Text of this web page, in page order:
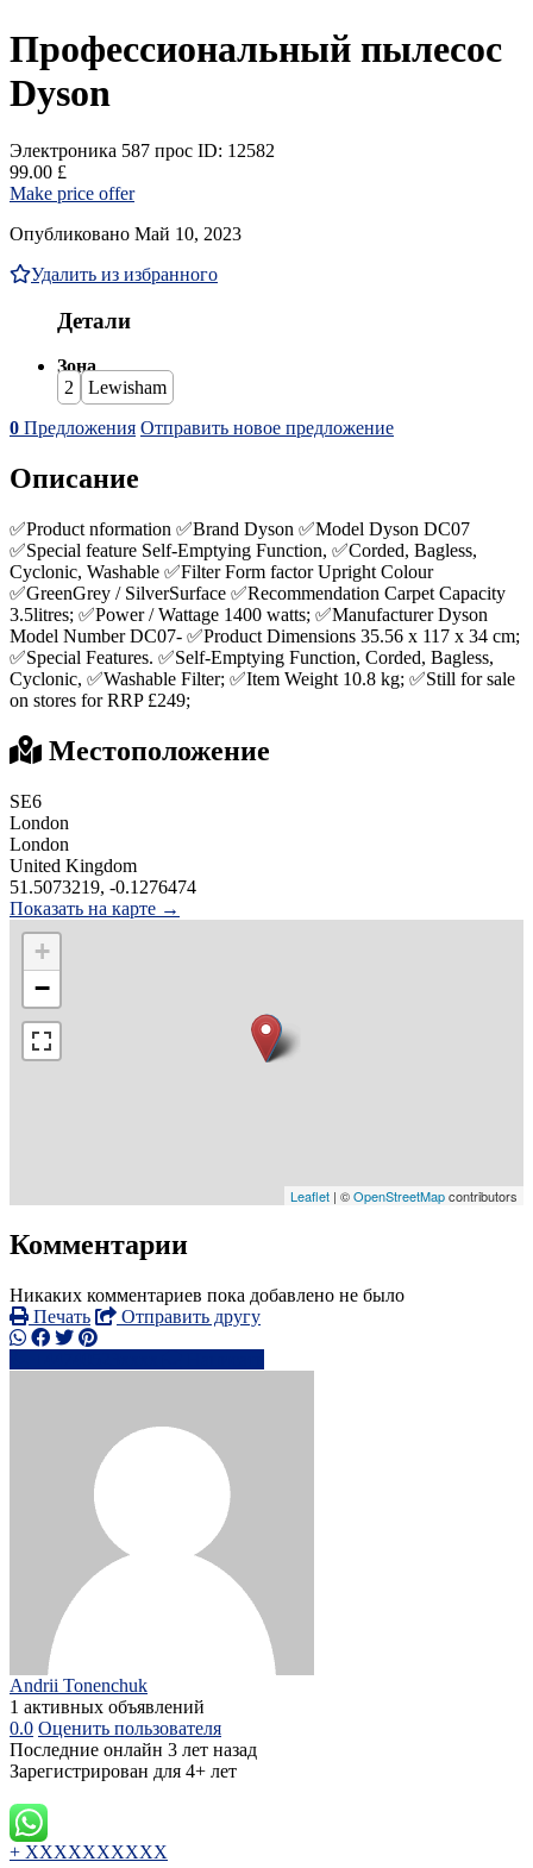
Профессиональный пылесос
Dyson
Электроника 587 прос ID: 12582
99.00 £
Make price offer
Опубликовано Май 10, 2023
Удалить из избранного
Детали
Зона
2
Lewisham
0 Предложения Отправить новое предложение
Описание
✅Product nformation ✅Brand‎ Dyson ✅Model Dyson DC07
✅Special feature‎ Self-Emptying Function, ✅Corded, Bagless,
Cyclonic, Washable ✅Filter Form factor Upright Colour‎
✅GreenGrey / SilverSurface ✅Recommendation‎ Carpet Capacity‎
3.5litres; ✅Power / Wattage‎ 1400 watts; ✅Manufacturer‎ Dyson
Model Number‎ DC07- ✅Product Dimensions‎ 35.56 x 117 x 34 cm;
✅Special Features‎. ✅Self-Emptying Function, Corded, Bagless,
Cyclonic, ✅Washable Filter; ✅Item Weight‎ 10.8 kg; ✅Still for sale
on stores for RRP £249;
Местоположение
SE6
London
London
United Kingdom
51.5073219, -0.1276474
Показать на карте →
+
−
Leaflet | ©OpenStreetMapcontributors
Комментарии
Никаких комментариев пока добавлено не было
Печать
Отправить другу
Andrii Tonenchuk
1 активных объявлений
0.0 Оценить пользователя
Последние онлайн 3 лет назад
Зарегистрирован для 4+ лет
+ XXXXXXXXXX